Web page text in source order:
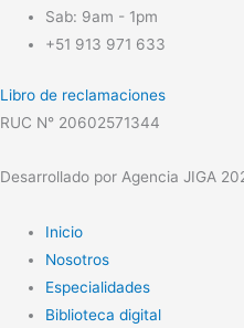
Sab: 9am - 1pm
+51 913 971 633
Libro de reclamaciones
RUC N° 20602571344
Desarrollado por Agencia JIGA
Inicio
Nosotros
Especialidades
Biblioteca digital